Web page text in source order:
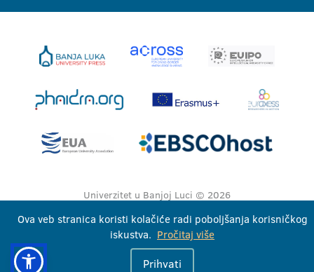
Univerzitet u Banjoj Luci © 2026
Ova veb stranica koristi kolačiće radi poboljšanja korisničkog
iskustva. Pročitaj više
Prihvati